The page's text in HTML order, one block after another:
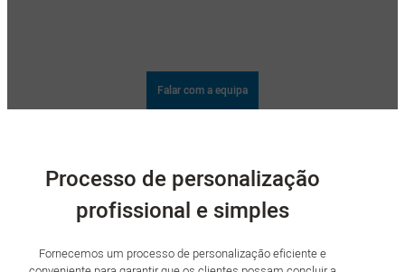
Falar com a equipa
Processo de personalização
profissional e simples
Fornecemos um processo de personalização eficiente e